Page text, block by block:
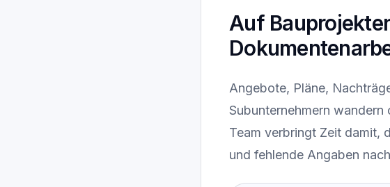
Auf
Angebote, Pläne,
Subunternehmern
Team verbringt Zeit damit,
und fehlende Angaben